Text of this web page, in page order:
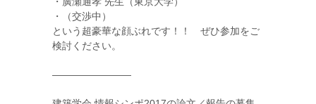
・（交渉中）
という超豪華な顔ぶれです！！ ぜひ参加をご
検討ください。
————————